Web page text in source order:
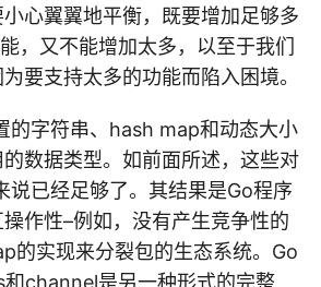
心翼翼地平衡，既要增加足够多
，又不能增加太多，以至于我们
要支持太多的功能而陷入困境。
的字符串、hash map和动态大小
数据类型。如前面所述，这些对
说已经足够了。其结果是Go程序
作性–例如，没有产生竞争性的
的实现来分裂包的生态系统。Go
channel是另一种形式的完整